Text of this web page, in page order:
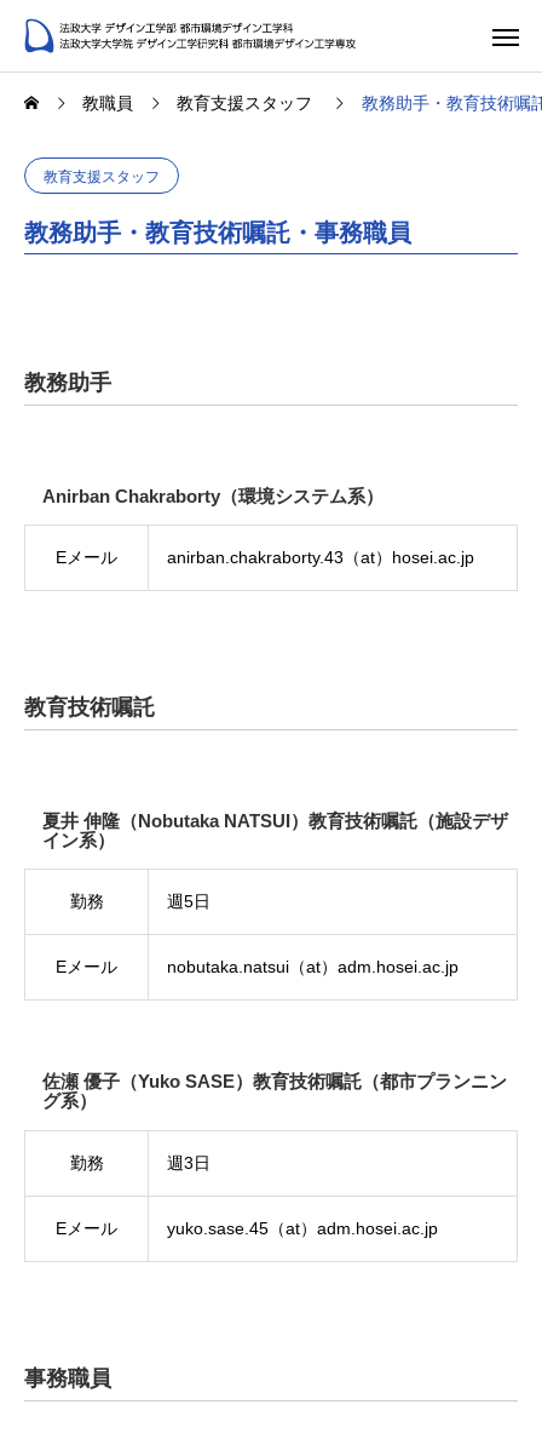
教職員 教育支援スタッフ 教務助手・教育技術嘱
教育支援スタッフ
教務助手・教育技術嘱託・事務職員
教務助手
Anirban Chakraborty（環境システム系）
Eメール anirban.chakraborty.43（at）hosei.ac.jp
教育技術嘱託
夏井 伸隆（Nobutaka NATSUI）教育技術嘱託（施設デザ
イン系）
勤務 週5日
Eメール nobutaka.natsui（at）adm.hosei.ac.jp
佐瀬 優子（Yuko SASE）教育技術嘱託（都市プランニン
グ系）
勤務 週3日
Eメール yuko.sase.45（at）adm.hosei.ac.jp
事務職員